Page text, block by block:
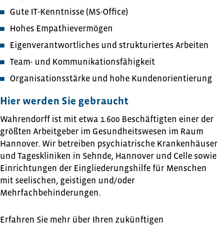
Gute IT-Kenntnisse (MS-Office)
Hohes Empathievermögen
Eigenverantwortliches und strukturiertes Arbeiten
Team- und Kommunikationsfähigkeit
Organisationsstärke und hohe Kundenorientierung
Hier werden Sie gebraucht
Wahrendorff ist mit etwa 1.600 Beschäftigten einer der
größten Arbeitgeber im Gesundheitswesen im Raum
Hannover. Wir betreiben psychiatrische Krankenhäuser
und Tageskliniken in Sehnde, Hannover und Celle sowie
Einrichtungen der Eingliederungshilfe für Menschen
mit seelischen, geistigen und/oder
Mehrfachbehinderungen.
Erfahren Sie mehr über Ihren zukünftigen